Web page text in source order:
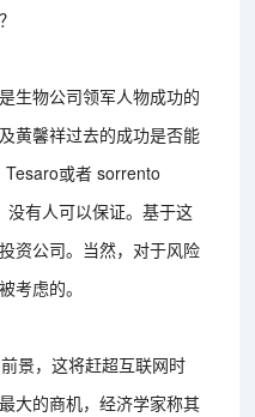
生物公司领军人物成功的
黄馨祥过去的成功是否能
或者 sorrento
有人可以保证。基于这
资公司。当然，对于风险
考虑的。
景，这将赶超互联网时
大的商机，经济学家称其